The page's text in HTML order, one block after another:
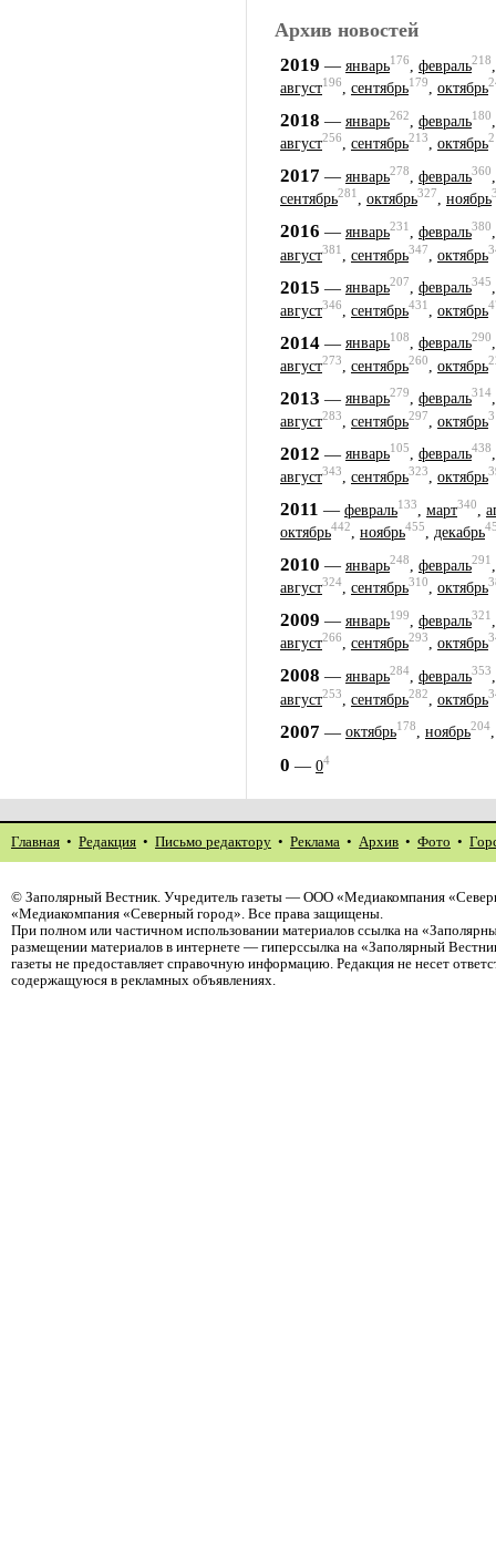
Архив новостей
2019 — январь176 февраль218
август196, сентябрь179, октябрь
2018 — январь262 февраль180
август256, сентябрь213, октябрь
2017 — январь278 февраль360
сентябрь281, октябрь327, ноябрь
2016 — январь231 февраль380
август381 сентябрь347 октябрь
2015 — январь207, февраль345
август346 сентябрь431 октябрь
2014 — январь108, февраль290
август273 сентябрь260 октябрь
2013 — январь279, февраль314
август283 сентябрь297 октябрь
2012 — январь105, февраль438
август343, сентябрь323, октябрь
2011 — февраль133 март340
октябрь442, ноябрь455, декабрь
2010 — январь248 февраль291
август324, сентябрь310, октябрь
2009 — январь199 февраль321
август266, сентябрь293, октябрь
2008 — январь284 февраль353
август253 сентябрь282 октябрь
2007 — октябрь178, ноябрь204
0 — 04
Главная • Редакция • Письмо редактору • Реклама • Архив • Фото •
© Заполярный Вестник. Учредитель газеты — ООО «Медиакомпания
«Медиакомпания «Северный город». Все права защищены.
При полном или частичном использовании материалов ссылка на
размещении материалов в интернете — гиперссылка на «Заполярный
газеты не предоставляет справочную информацию. Редакция не несет
содержащуюся в рекламных объявлениях.